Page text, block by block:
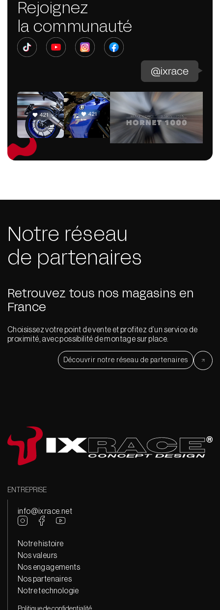
Rejoignez
la communauté
Notre réseau
de partenaires
Retrouvez tous nos magasins en
France
Choisissez votre point de vente et profitez d’un service de
proximité, avec possibilité de montage sur place.
Découvrir notre réseau de partenaires
ENTREPRISE
info@ixrace.net
Notre histoire
Nos valeurs
Nos engagements
Nos partenaires
Notre technologie